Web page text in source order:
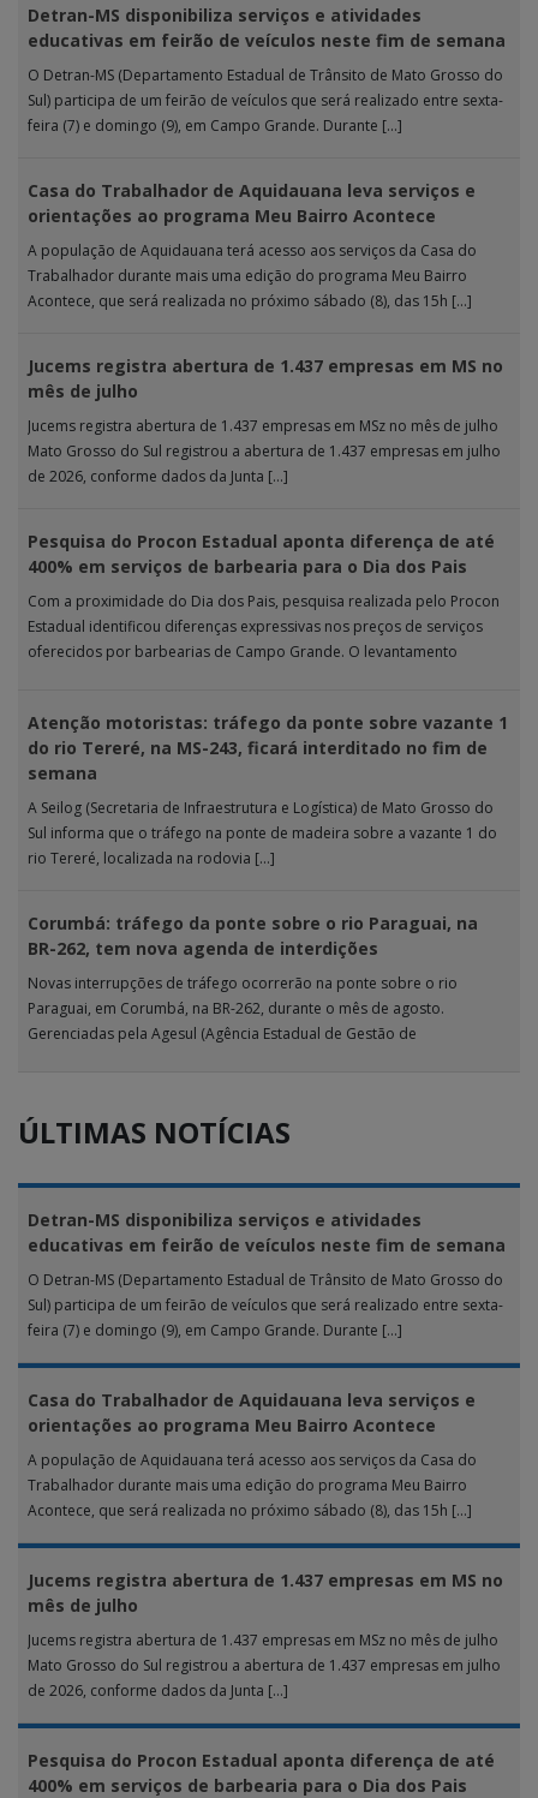
Detran-MS disponibiliza serviços e atividades
educativas em feirão de veículos neste fim de semana
O Detran-MS (Departamento Estadual de Trânsito de Mato Grosso do
Sul) participa de um feirão de veículos que será realizado entre sexta-
feira (7) e domingo (9), em Campo Grande. Durante […]
Casa do Trabalhador de Aquidauana leva serviços e
orientações ao programa Meu Bairro Acontece
A população de Aquidauana terá acesso aos serviços da Casa do
Trabalhador durante mais uma edição do programa Meu Bairro
Acontece, que será realizada no próximo sábado (8), das 15h […]
Jucems registra abertura de 1.437 empresas em MS no
mês de julho
Jucems registra abertura de 1.437 empresas em MSz no mês de julho
Mato Grosso do Sul registrou a abertura de 1.437 empresas em julho
de 2026, conforme dados da Junta […]
Pesquisa do Procon Estadual aponta diferença de até
400% em serviços de barbearia para o Dia dos Pais
Com a proximidade do Dia dos Pais, pesquisa realizada pelo Procon
Estadual identificou diferenças expressivas nos preços de serviços
oferecidos por barbearias de Campo Grande. O levantamento
Atenção motoristas: tráfego da ponte sobre vazante 1
do rio Tereré, na MS-243, ficará interditado no fim de
semana
A Seilog (Secretaria de Infraestrutura e Logística) de Mato Grosso do
Sul informa que o tráfego na ponte de madeira sobre a vazante 1 do
rio Tereré, localizada na rodovia […]
Corumbá: tráfego da ponte sobre o rio Paraguai, na
BR-262, tem nova agenda de interdições
Novas interrupções de tráfego ocorrerão na ponte sobre o rio
Paraguai, em Corumbá, na BR-262, durante o mês de agosto.
Gerenciadas pela Agesul (Agência Estadual de Gestão de
ÚLTIMAS NOTÍCIAS
Detran-MS disponibiliza serviços e atividades
educativas em feirão de veículos neste fim de semana
O Detran-MS (Departamento Estadual de Trânsito de Mato Grosso do
Sul) participa de um feirão de veículos que será realizado entre sexta-
feira (7) e domingo (9), em Campo Grande. Durante […]
Casa do Trabalhador de Aquidauana leva serviços e
orientações ao programa Meu Bairro Acontece
A população de Aquidauana terá acesso aos serviços da Casa do
Trabalhador durante mais uma edição do programa Meu Bairro
Acontece, que será realizada no próximo sábado (8), das 15h […]
Jucems registra abertura de 1.437 empresas em MS no
mês de julho
Jucems registra abertura de 1.437 empresas em MSz no mês de julho
Mato Grosso do Sul registrou a abertura de 1.437 empresas em julho
de 2026, conforme dados da Junta […]
Pesquisa do Procon Estadual aponta diferença de até
400% em serviços de barbearia para o Dia dos Pais